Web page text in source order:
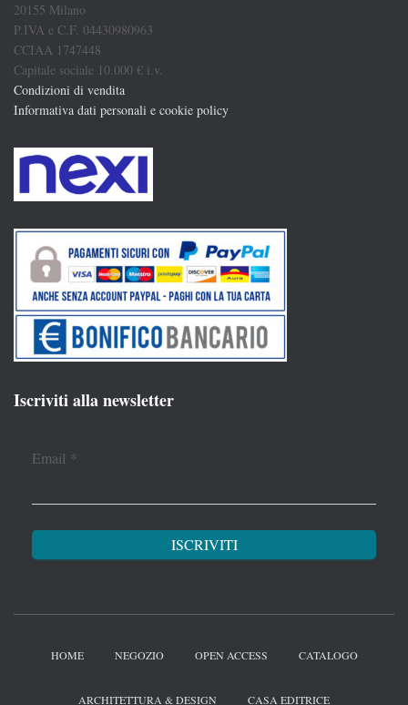
20155 Milano
P.IVA e C.F. 04430980963
CCIAA 1747448
Capitale sociale 10.000 € i.v.
Condizioni di vendita
Informativa dati personali e cookie policy
Iscriviti alla newsletter
Email *
HOME NEGOZIO OPEN ACCESS CATALOGO
ARCHITETTURA & DESIGN CASA EDITRICE